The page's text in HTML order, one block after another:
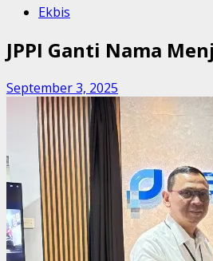
Ekbis
JPPI Ganti Nama
September 3, 2025